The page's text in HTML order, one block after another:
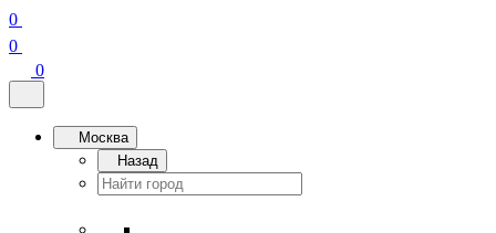
0
0
0
Москва
Назад